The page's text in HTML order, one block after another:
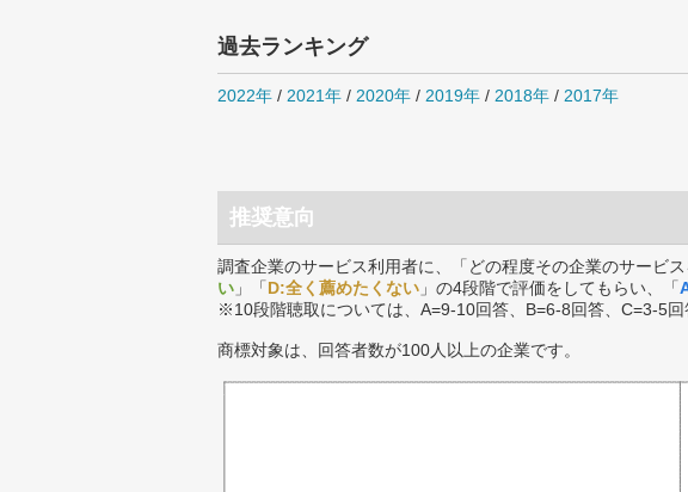
過去ランキング
2022年 / 2021年 / 2020年 / 2019年 / 2018年 / 2017年
推奨意向
調査企業のサービス利用者に、「どの程度その企業のサービ
い 」「D:全く薦めたくない 」の4段階で評価をしてもらい、「
※10段階聴取については、A=9-10回答、B=6-8回答、C=3-5
商標対象は、回答者数が100人以上の企業です。